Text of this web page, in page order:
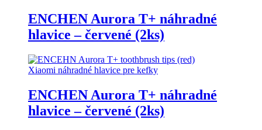
ENCHEN Aurora T+ náhradné
hlavice – červené (2ks)
Xiaomi náhradné hlavice pre kefky
ENCHEN Aurora T+ náhradné
hlavice – červené (2ks)